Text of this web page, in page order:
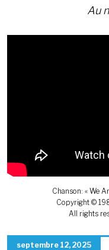
Au
Chanson: « We
Copyright ©
All rights
septembre 12, 2025